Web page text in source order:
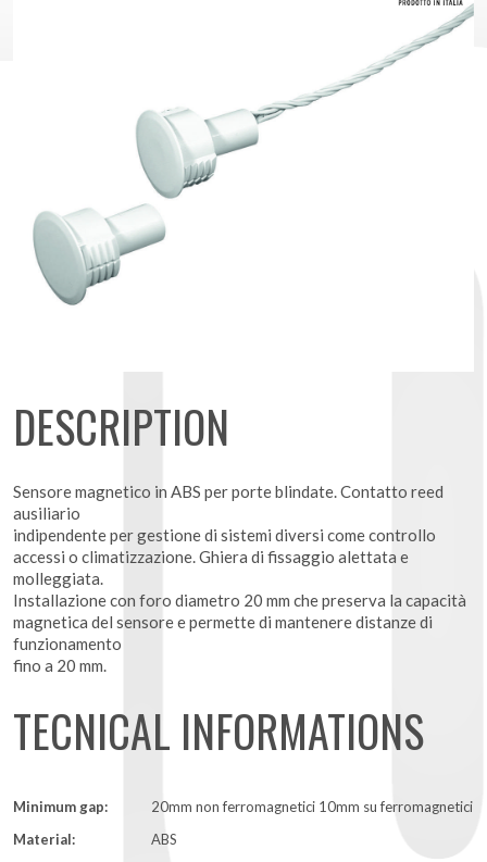
DESCRIPTION
Sensore magnetico in ABS per porte blindate. Contatto reed
ausiliario
indipendente per gestione di sistemi diversi come controllo
accessi o climatizzazione. Ghiera di fissaggio alettata e
molleggiata.
Installazione con foro diametro 20 mm che preserva la capacità
magnetica del sensore e permette di mantenere distanze di
funzionamento
fino a 20 mm.
TECNICAL INFORMATIONS
Minimum gap:
20mm non ferromagnetici 10mm su ferromagnetici
Material:
ABS